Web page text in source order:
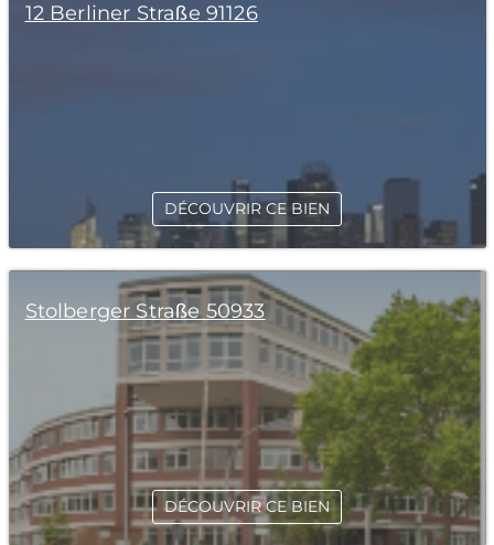
12 Berliner Straße 91126
DÉCOUVRIR CE BIEN
Stolberger Straße 50933
DÉCOUVRIR CE BIEN